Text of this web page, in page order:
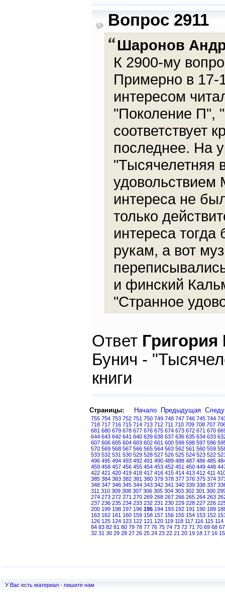
Вопрос 2911
Шаронов
К 2900-му
Примерно в 17-
интересом
"Поколение П",
соответствует
последнее. На
"Тысячелетняя
удовольствием
интереса не
только
интереса
рукам, а вот
и финский
"Странное
Ответ
Бунич -
книги
Страницы: Начало Предыдущая
755 754 753 752 751 750 749 748 747 746 745 744
718 717 716 715 714 713 712 711 710 709 708 707
681 680 679 678 677 676 675 674 673 672 671 670
644 643 642 641 640 639 638 637 636 635 634 633
607 606 605 604 603 602 601 600 599 598 597 596
570 569 568 567 566 565 564 563 562 561 560 559
533 532 531 530 529 528 527 526 525 524 523 522
496 495 494 493 492 491 490 489 488 487 486 485
459 458 457 456 455 454 453 452 451 450 449 448
422 421 420 419 418 417 416 415 414 413 412 411
385 384 383 382 381 380 379 378 377 376 375 374
348 347 346 345 344 343 342 341 340 339 338 337
311 310 309 308 307 306 305 304 303 302 301 300
274 273 272 271 270 269 268 267 266 265 264 263
237 236 235 234 233 232 231 230 229 228 227 226
200 199 198 197 196 195 194 193 192 191 190 189
163 162 161 160 159 158 157 156 155 154 153 152
126 125 124 123 122 121 120 119 118 117 116 115 114
84 83 82 81 80 79 78 77 76 75 74 73 72 71 70 69 68 67
32 31 30 29 28 27 26 25 24 23 22 21 20 19 18 17 16 15
У Вас есть материал - пишите нам